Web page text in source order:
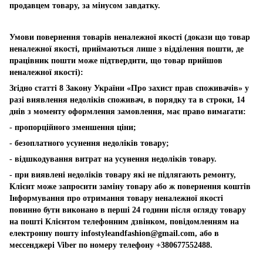
продавцем товару, за мінусом завдатку.
Умови повернення товарів неналежної якості (докази що товар
неналежної якості, приймаються лише з відділення пошти, де
працівник пошти може підтвердити, що товар прийшов
неналежної якості):
Згідно статті 8 Закону України «Про захист прав споживачів» у
разі виявлення недоліків споживач, в порядку та в строки, 14
днів з моменту оформлення замовлення, має право вимагати:
- пропорційного зменшення ціни;
- безоплатного усунення недоліків товару;
- відшкодування витрат на усунення недоліків товару.
- при виявлені недоліків товару які не підлягають ремонту,
Клієнт може запросити заміну товару або ж повернення коштів
Інформування про отримання товару неналежної якості
повинно бути виконано в перші 24 години після огляду товару
на пошті Клієнтом телефонним дзвінком, повідомленням на
електронну пошту infostyleandfashion@gmail.com, або в
мессенджері Viber по номеру телефону +380677552488.